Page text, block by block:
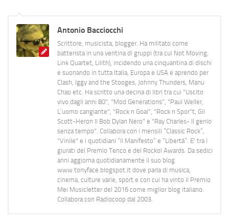
Antonio Bacciocchi
Scrittore, musicista, blogger. Ha militato come
batterista in una ventina di gruppi (tra cui Not Moving,
Link Quartet, Lilith), incidendo una cinquantina di dischi
e suonando in tutta Italia, Europa e USA e aprendo per
Clash, Iggy and the Stooges, Johnny Thunders, Manu
Chao etc. Ha scritto una decina di libri tra cui "Uscito
vivo dagli anni 80", "Mod Generations", "Paul Weller,
L’uomo cangiante", "Rock n Goal", "Rock n Spor"t, Gil
Scott-Heron Il Bob Dylan Nero" e "Ray Charles- Il genio
senza tempo". Collabora con i mensili “Classic Rock”,
"Vinile" e i quotidiani “Il Manifesto” e “Libertà”. E' tra i
giurati del Premio Tenco e del Rockol Awards. Da sedici
anni aggiorna quotidianamente il suo blog
www.tonyface.blogspot.it dove parla di musica,
cinema, culture varie, sport e con cui ha vinto il Premio
Mei Musicletter del 2016 come miglior blog italiano.
Collabora con Radiocoop dal 2003.